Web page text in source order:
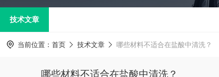
技术文章
当前位置： 首页 技术文章 哪些材料不适合在盐酸中清洗？
哪些材料不适合在盐酸中清洗？